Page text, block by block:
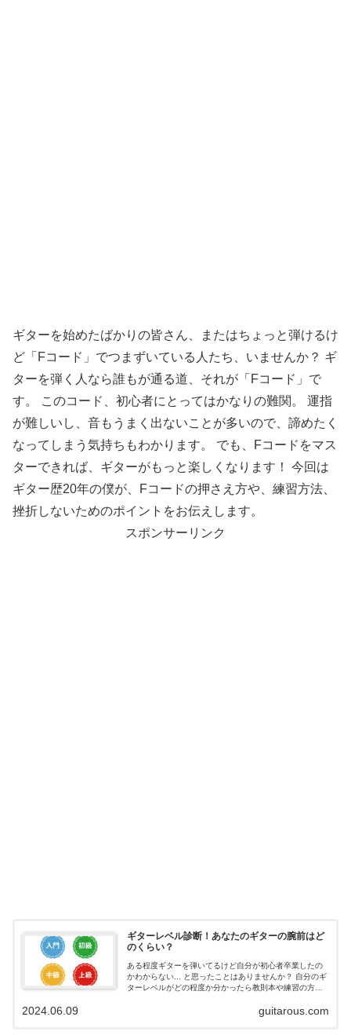
ギターを始めたばかりの皆さん、またはちょっと弾けるけ
ど「Fコード」でつまずいている人たち、いませんか？ ギ
ターを弾く人なら誰もが通る道、それが「Fコード」で
す。 このコード、初心者にとってはかなりの難関。 運指
が難しいし、音もうまく出ないことが多いので、諦めたく
なってしまう気持ちもわかります。 でも、Fコードをマス
ターできれば、ギターがもっと楽しくなります！ 今回は
ギター歴20年の僕が、Fコードの押さえ方や、練習方法、
挫折しないためのポイントをお伝えします。
スポンサーリンク
ギターレベル診断！あなたのギターの腕前はど
のくらい？
ある程度ギターを弾いてるけど自分が初心者卒業したの
かわからない... と思ったことはありませんか？ 自分のギ
ターレベルがどの程度か分かったら教則本や練習の方針
guitarous.com
2024.06.09